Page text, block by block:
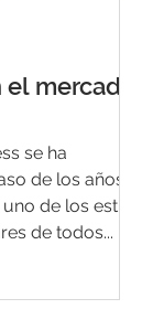
mercado
se ha
de los años y
de los estilos
de todos...